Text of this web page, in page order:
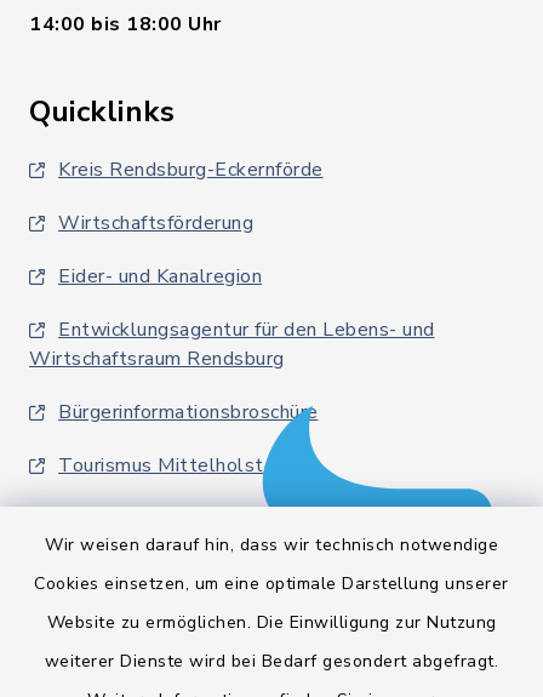
Wir weisen darauf hin, dass wir technisch notwendige
Cookies einsetzen, um eine optimale Darstellung unserer
Website zu ermöglichen. Die Einwilligung zur Nutzung
weiterer Dienste wird bei Bedarf gesondert abgefragt.
14:00 bis 18:00 Uhr
Quicklinks
Kreis Rendsburg-Eckernförde
Wirtschaftsförderung
Eider- und Kanalregion
Entwicklungsagentur für den Lebens- und
Wirtschaftsraum Rendsburg
Bürgerinformationsbroschüre
Tourismus Mittelholstein